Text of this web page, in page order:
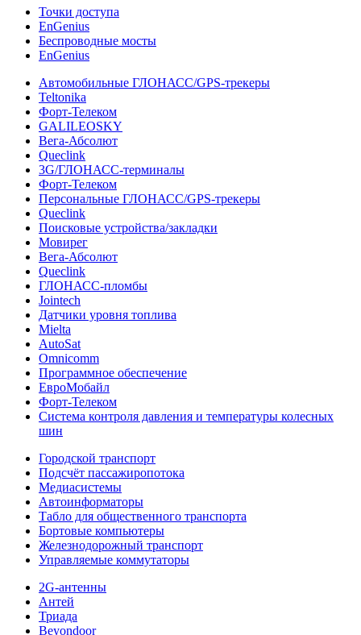
Точки доступа
EnGenius
Беспроводные мосты
EnGenius
Автомобильные ГЛОНАСС/GPS-трекеры
Teltonika
Форт-Телеком
GALILEOSKY
Вега-Абсолют
Queclink
3G/ГЛОНАСС-терминалы
Форт-Телеком
Персональные ГЛОНАСС/GPS-трекеры
Queclink
Поисковые устройства/закладки
Мовирег
Вега-Абсолют
Queclink
ГЛОНАСС-пломбы
Jointech
Датчики уровня топлива
Mielta
AutoSat
Omnicomm
Программное обеспечение
ЕвроМобайл
Форт-Телеком
Система контроля давления и температуры колесных
шин
Городской транспорт
Подсчёт пассажиропотока
Медиасистемы
Автоинформаторы
Табло для общественного транспорта
Бортовые компьютеры
Железнодорожный транспорт
Управляемые коммутаторы
2G-антенны
Антей
Триада
Beyondoor